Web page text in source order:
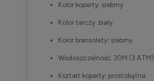
Kolor koperty: srebrny
Kolor tarczy: biały
Kolor bransolety: srebrny
Wodoszczelność: 30M (3 ATM)
Kształt koperty: prostokątna